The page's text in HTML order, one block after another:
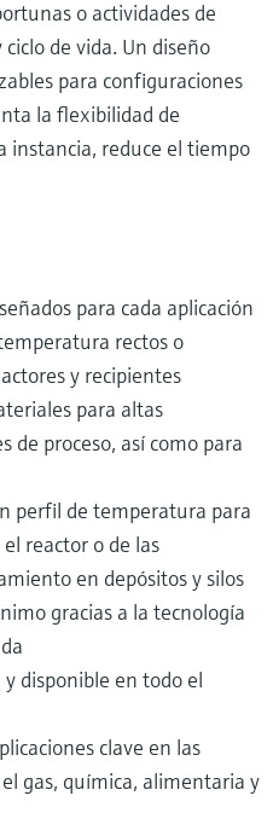
o actividades de
de vida. Un diseño
para configuraciones
la flexibilidad de
reduce el tiempo
para cada aplicación
rectos o
y recipientes
para altas
de proceso, así como para
perfil de temperatura para
reactor o de las
en depósitos y silos
gracias a la tecnología
disponible en todo el
clave en las
gas, química, alimentaria y